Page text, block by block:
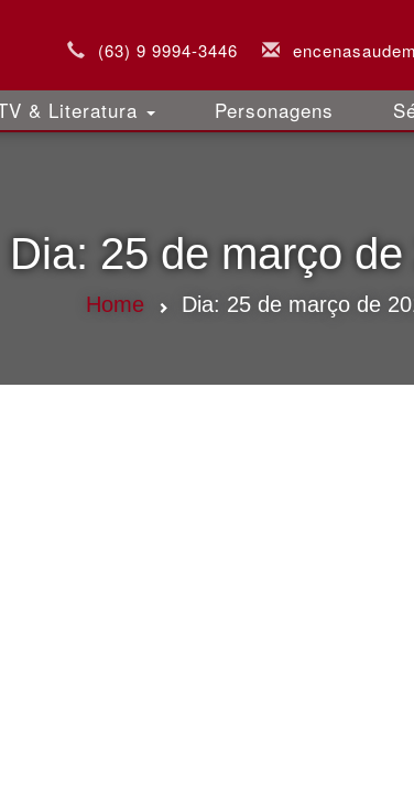
(63) 9 9994-3446
& Literatura Personagens
Dia: 25 de março
Home Dia: 25 de março de